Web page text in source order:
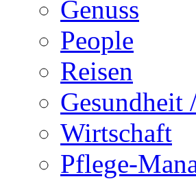
Genuss
People
Reisen
Gesundheit
Wirtschaft
Pflege-